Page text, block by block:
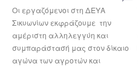
Οι εργαζόμενοι στη ΔΕΥΑ
Σικυωνίων εκφράζουμε την
αμέριστη αλληλεγγύη και
συμπαράστασή μας στον δίκαιο
αγώνα των αγροτών και